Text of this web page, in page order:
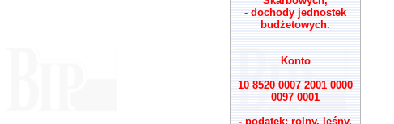
- dochody jednostek
budżetowych.
Konto
10 8520 0007 2001 0000
0097 0001
- podatek: rolny, leśny,